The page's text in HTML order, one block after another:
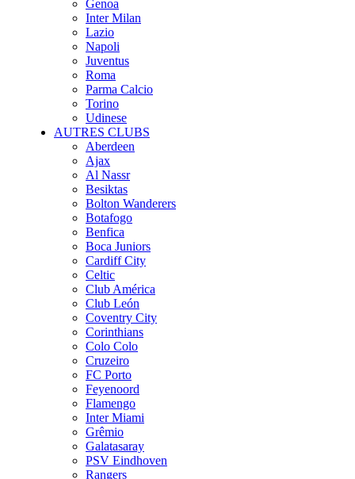
Genoa
Inter Milan
Lazio
Napoli
Juventus
Roma
Parma Calcio
Torino
Udinese
AUTRES CLUBS
Aberdeen
Ajax
Al Nassr
Besiktas
Bolton Wanderers
Botafogo
Benfica
Boca Juniors
Cardiff City
Celtic
Club América
Club León
Coventry City
Corinthians
Colo Colo
Cruzeiro
FC Porto
Feyenoord
Flamengo
Inter Miami
Grêmio
Galatasaray
PSV Eindhoven
Rangers